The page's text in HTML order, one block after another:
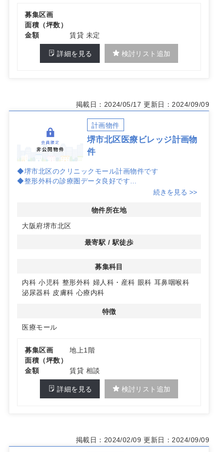
募集区画
面積（坪数）
金額
賃貸 未定
詳細を見る 検討リスト追加
掲載日：2024/05/17 更新日：2024/09/09
計画物件
堺市北区医療ビレッジ計画物
件
◆堺市北区のクリニックモール計画物件です
◆整形外科の診療圏データ良好です
続きを見る >>
物件所在地
大阪府堺市北区
最寄駅 / 駅徒歩
募集科目
内科 小児科 整形外科 婦人科・産科 眼科 耳鼻咽喉科
泌尿器科 皮膚科 心療内科
特徴
医療モール
募集区画
地上1階
面積（坪数）
金額
賃貸 相談
詳細を見る 検討リスト追加
掲載日：2024/02/09 更新日：2024/09/09